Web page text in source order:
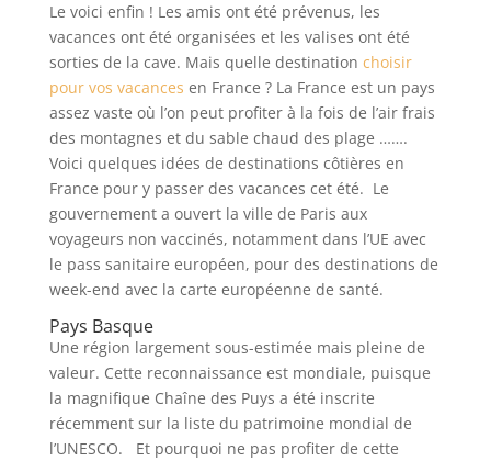
Le voici enfin ! Les amis ont été prévenus, les
vacances ont été organisées et les valises ont été
sorties de la cave. Mais quelle destination choisir
pour vos vacances en France ? La France est un pays
assez vaste où l’on peut profiter à la fois de l’air frais
des montagnes et du sable chaud des plage …….
Voici quelques idées de destinations côtières en
France pour y passer des vacances cet été. Le
gouvernement a ouvert la ville de Paris aux
voyageurs non vaccinés, notamment dans l’UE avec
le pass sanitaire européen, pour des destinations de
week-end avec la carte européenne de santé.
Pays Basque
Une région largement sous-estimée mais pleine de
valeur. Cette reconnaissance est mondiale, puisque
la magnifique Chaîne des Puys a été inscrite
récemment sur la liste du patrimoine mondial de
l’UNESCO. Et pourquoi ne pas profiter de cette